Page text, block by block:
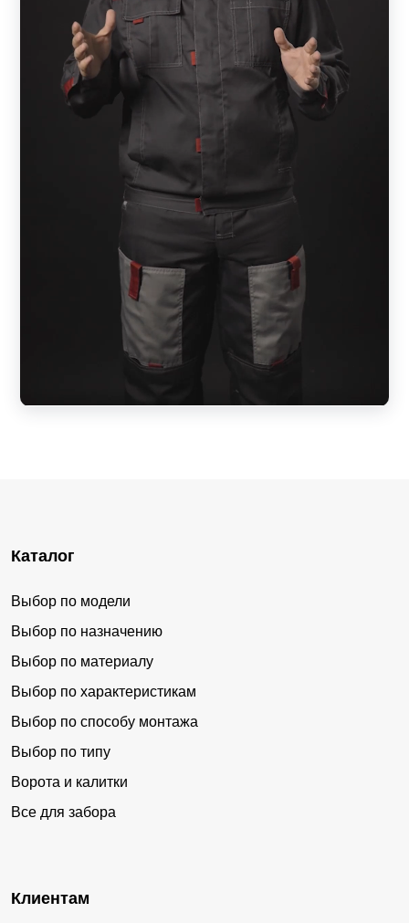
Каталог
Выбор по модели
Выбор по назначению
Выбор по материалу
Выбор по характеристикам
Выбор по способу монтажа
Выбор по типу
Ворота и калитки
Все для забора
Клиентам